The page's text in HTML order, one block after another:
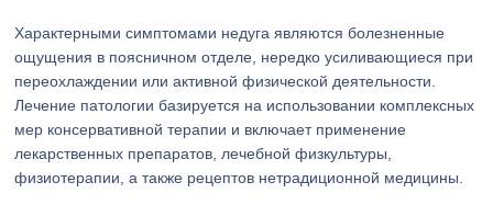
Характерными симптомами недуга являются болезненные
ощущения в поясничном отделе, нередко усиливающиеся при
переохлаждении или активной физической деятельности.
Лечение патологии базируется на использовании комплексных
мер консервативной терапии и включает применение
лекарственных препаратов, лечебной физкультуры,
физиотерапии, а также рецептов нетрадиционной медицины.